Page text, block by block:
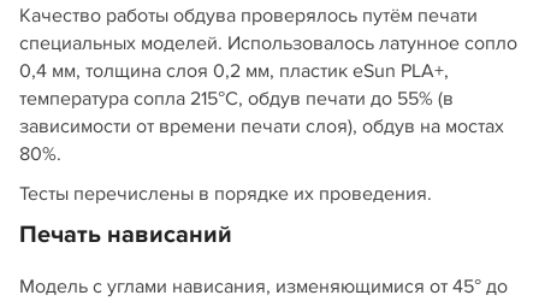
Качество работы обдува проверялось путём печати
специальных моделей. Использовалось латунное сопло
0,4 мм, толщина слоя 0,2 мм, пластик eSun PLA+,
температура сопла 215°С, обдув печати до 55% (в
зависимости от времени печати слоя), обдув на мостах
80%.
Тесты перечислены в порядке их проведения.
Печать нависаний
Модель с углами нависания, изменяющимися от 45° до